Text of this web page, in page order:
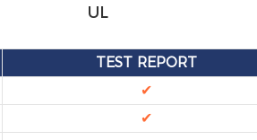
UL
TEST REPORT
✔
✔